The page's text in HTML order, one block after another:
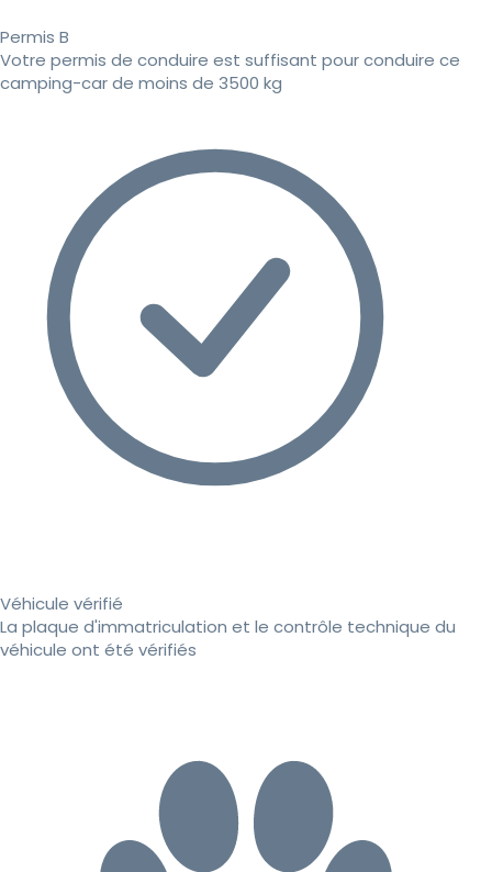
Permis B
Votre permis de conduire est suffisant pour conduire ce
camping-car de moins de 3500 kg
Véhicule vérifié
La plaque d'immatriculation et le contrôle technique du
véhicule ont été vérifiés